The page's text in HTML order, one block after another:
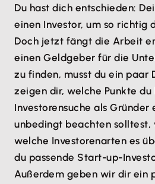
Du hast dich entschieden:
einen Investor, um so richtig
Doch jetzt fängt die Arbeit
einen Geldgeber für die
zu finden, musst du ein paar
zeigen dir, welche Punkte du
Investorensuche als Gründer
unbedingt beachten solltest,
welche Investorenarten es
du passende Start-up-
Außerdem geben wir dir ein